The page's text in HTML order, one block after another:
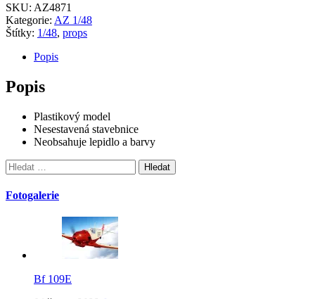
SKU: AZ4871
Kategorie: AZ 1/48
Štítky: 1/48, props
Popis
Popis
Plastikový model
Nesestavená stavebnice
Neobsahuje lepidlo a barvy
Vyhledávání
Fotogalerie
Bf 109E